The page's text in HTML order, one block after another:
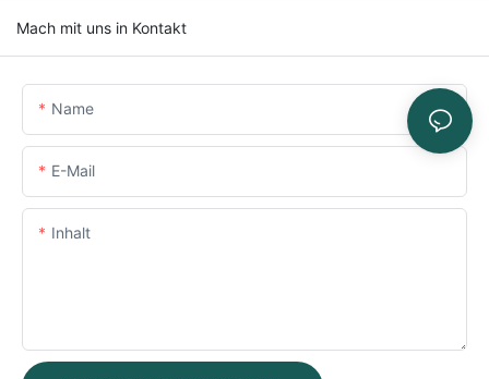
Mach mit uns in Kontakt
Name
E-Mail
Inhalt